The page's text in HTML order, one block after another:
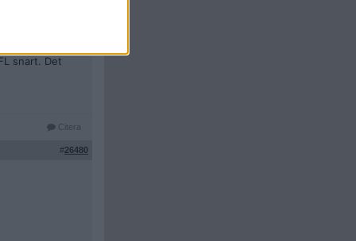
på knappt
snart. Det
Citera
#26480